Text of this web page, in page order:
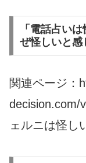
「電話占い
ぜ怪しいと感
関連ページ：
decision.com/
ェルニは怪し